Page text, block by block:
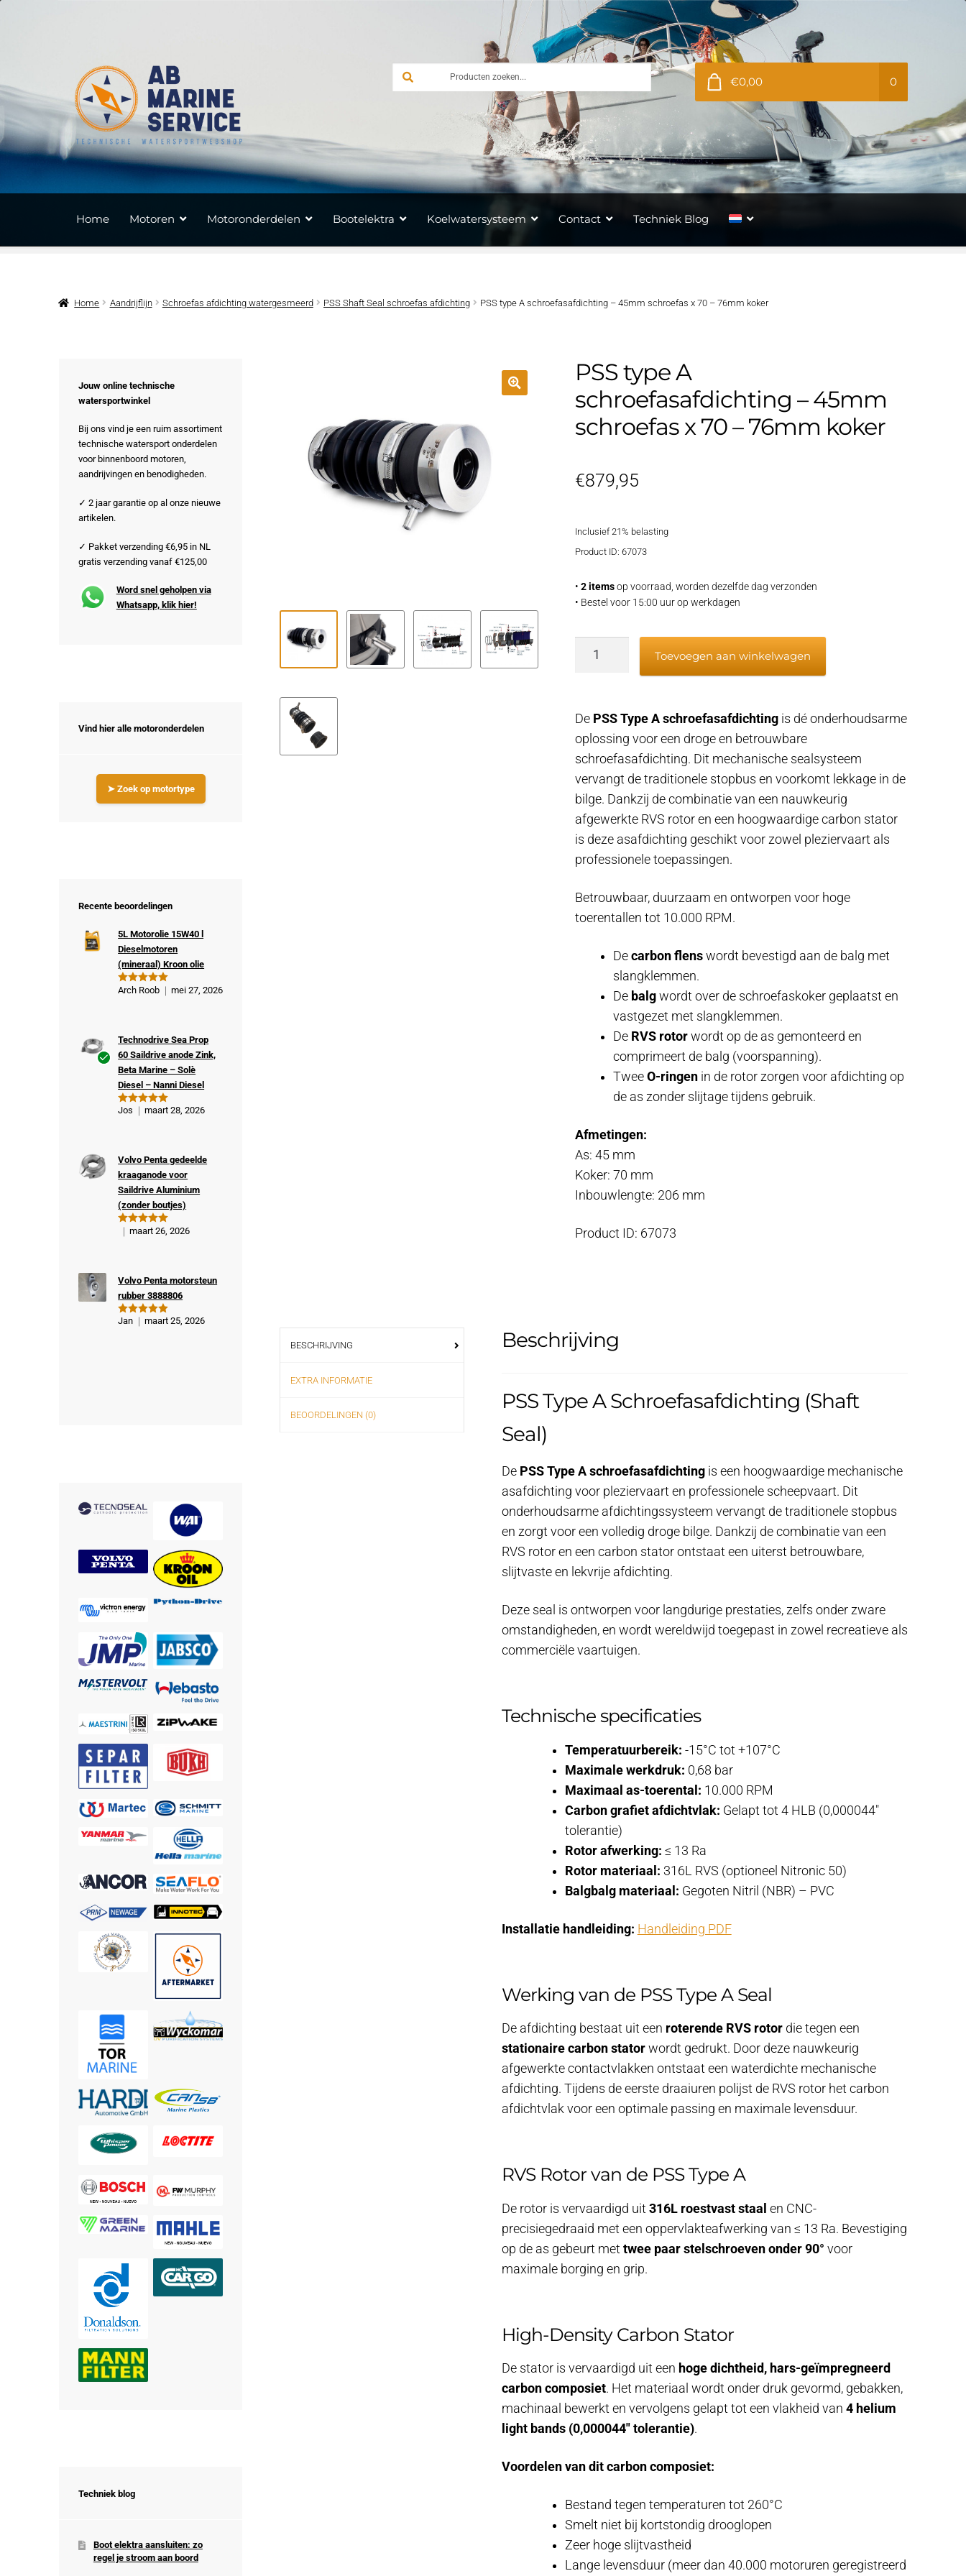
navigatie
inhoud
€0,00 0
Home Motoren Motoronderdelen Bootelektra Koelwatersysteem Contact Techniek Blog
Home Aandrijflijn Schroefas afdichting watergesmeerd PSS Shaft Seal schroefas afdichting PSS type A schroefasafdichting – 45mm schroefas x 70 – 76mm koker
PSS type A
schroefasafdichting – 45mm
schroefas x 70 – 76mm koker
€879,95
Inclusief 21% belasting
Product ID: 67073
•2 itemsop voorraad, worden dezelfde dag verzonden
• Bestel voor 15:00 uur op werkdagen
PSS
-
45mm
schroefas
x
70
-
76mm
koker
Toevoegen aan winkelwagen
De PSS Type A schroefasafdichting is dé onderhoudsarme
oplossing voor een droge en betrouwbare
schroefasafdichting. Dit mechanische sealsysteem
vervangt de traditionele stopbus en voorkomt lekkage in de
bilge. Dankzij de combinatie van een nauwkeurig
afgewerkte RVS rotor en een hoogwaardige carbon stator
is deze asafdichting geschikt voor zowel pleziervaart als
professionele toepassingen.
Betrouwbaar, duurzaam en ontworpen voor hoge
toerentallen tot 10.000 RPM.
Decarbon flens wordt bevestigd aan de balg met
slangklemmen.
De balg wordt over de schroefaskoker geplaatst en
vastgezet met slangklemmen.
De RVS rotor wordt op de as gemonteerd en
comprimeert de balg (voorspanning).
TweeO-ringen in de rotor zorgen voor afdichting op
de as zonder slijtage tijdens gebruik.
Afmetingen:
As: 45 mm
Koker: 70 mm
Inbouwlengte: 206 mm
Product ID: 67073
BESCHRIJVING
EXTRA INFORMATIE
BEOORDELINGEN (0)
Beschrijving
PSS Type A Schroefasafdichting (Shaft
Seal)
De PSS Type A schroefasafdichtingis een hoogwaardige mechanische
asafdichting voor pleziervaart en professionele scheepvaart. Dit
onderhoudsarme afdichtingssysteem vervangt de traditionele stopbus
en zorgt voor een volledig droge bilge. Dankzij de combinatie van een
RVS rotor en een carbon stator ontstaat een uiterst betrouwbare,
slijtvaste en lekvrije afdichting.
Deze seal is ontworpen voor langdurige prestaties, zelfs onder zware
omstandigheden, en wordt wereldwijd toegepast in zowel recreatieve als
commerciële vaartuigen.
Technische specificaties
Temperatuurbereik: -15°C tot +107°C
Maximale werkdruk: 0,68 bar
Maximaal as-toerental: 10.000 RPM
Carbon grafiet afdichtvlak: Gelapt tot 4 HLB (0,000044″
tolerantie)
Rotor afwerking: ≤ 13 Ra
Rotor materiaal: 316L RVS (optioneel Nitronic 50)
Balgbalg materiaal: Gegoten Nitril (NBR) – PVC
Installatie handleiding: Handleiding PDF
Werking van de PSS Type A Seal
De afdichting bestaat uit een roterende RVS rotordie tegen een
stationaire carbon statorwordt gedrukt. Door deze nauwkeurig
afgewerkte contactvlakken ontstaat een waterdichte mechanische
afdichting. Tijdens de eerste draaiuren polijst de RVS rotor het carbon
afdichtvlak voor een optimale passing en maximale levensduur.
RVS Rotor van de PSS Type A
De rotor is vervaardigd uit 316L roestvast staal en CNC-
precisiegedraaid met een oppervlakteafwerking van ≤ 13 Ra. Bevestiging
op de as gebeurt met twee paar stelschroeven onder 90° voor
maximale borging en grip.
High-Density Carbon Stator
De stator is vervaardigd uit een hoge dichtheid, hars-geïmpregneerd
carbon composiet. Het materiaal wordt onder druk gevormd, gebakken,
machinaal bewerkt en vervolgens gelapt tot een vlakheid van 4 helium
light bands (0,000044″ tolerantie).
Voordelen van dit carbon composiet:
Bestand tegen temperaturen tot 260°C
Smelt niet bij kortstondig drooglopen
Zeer hoge slijtvastheid
Lange levensduur (meer dan 40.000 motoruren geregistreerd
Jouw online technische
watersportwinkel
Bij ons vind je een ruim assortiment
technische watersport onderdelen
voor binnenboord motoren,
aandrijvingen en benodigheden.
✓ 2 jaar garantie op al onze nieuwe
artikelen.
✓ Pakket verzending €6,95 in NL
gratis verzending vanaf €125,00
Word snel geholpen via
Whatsapp, klik hier!
Vind hier alle motoronderdelen
➤ Zoek op motortype
Recente beoordelingen
Gewaardeer
5L Motorolie 15W40 l
Dieselmotoren
(mineraal) Kroon olie
Arch Roob mei 27, 2026
Gewaardeer
Technodrive Sea Prop
60 Saildrive anode Zink,
Beta Marine – Solè
Diesel – Nanni Diesel
Jos maart 28, 2026
Gewaardeer
Volvo Penta gedeelde
kraaganode voor
Saildrive Aluminium
(zonder boutjes)
maart 26, 2026
Gewaardeer
Volvo Penta motorsteun
rubber 3888806
Jan maart 25, 2026
Techniek blog
Boot elektra aansluiten: zo
regel je stroom aan boord